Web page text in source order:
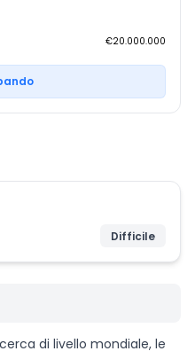
€20.000.000
Difficile
di livello mondiale, le